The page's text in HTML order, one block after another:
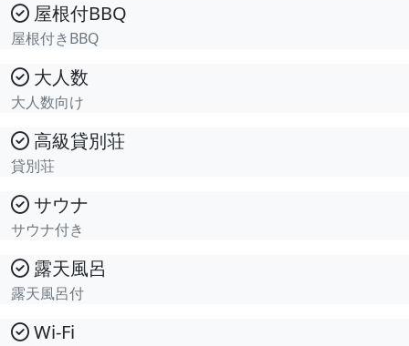
屋根付BBQ
屋根付きBBQ
大人数
大人数向け
高級貸別荘
貸別荘
サウナ
サウナ付き
露天風呂
露天風呂付
Wi-Fi